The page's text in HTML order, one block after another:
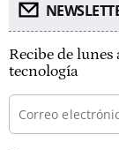
Recibe de
tecnología